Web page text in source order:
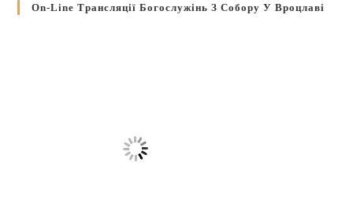
On-Line Трансляції Богослужінь З Собору У Вроцлаві